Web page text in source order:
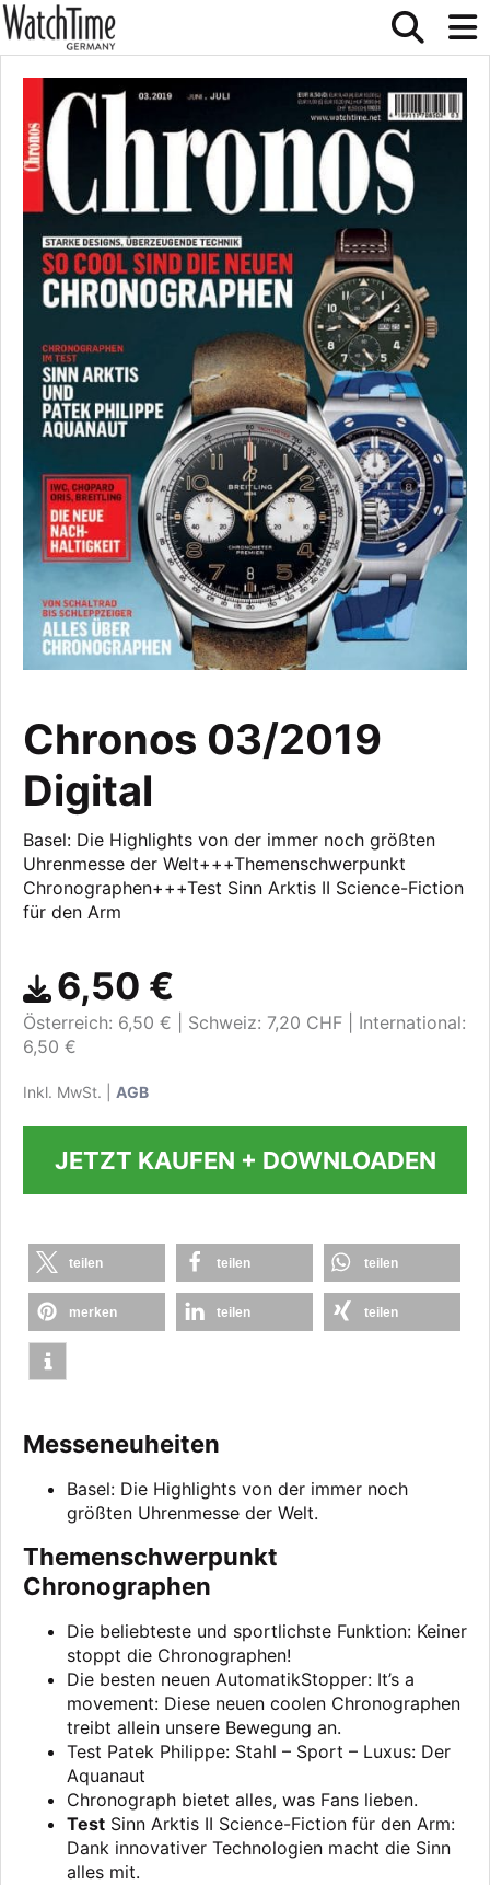
Chronos 03/2019
Digital
Basel: Die Highlights von der immer noch größten
Uhrenmesse der Welt+++Themenschwerpunkt
Chronographen+++Test Sinn Arktis II Science-Fiction
für den Arm
6,50 €
Österreich: 6,50 € Schweiz: 7,20 CHF
International:
6,50 €
Inkl. MwSt. | AGB
JETZT KAUFEN + DOWNLOADEN
teilen teilen teilen
merken teilen teilen
Messeneuheiten
Basel: Die Highlights von der immer noch
größten Uhrenmesse der Welt.
Themenschwerpunkt
Chronographen
Die beliebteste und sportlichste Funktion: Keiner
stoppt die Chronographen!
Die besten neuen AutomatikStopper: It’s a
movement: Diese neuen coolen Chronographen
treibt allein unsere Bewegung an.
Test Patek Philippe: Stahl – Sport – Luxus: Der
Aquanaut
Chronograph bietet alles, was Fans lieben.
Test Sinn Arktis II Science-Fiction für den Arm:
Dank innovativer Technologien macht die Sinn
alles mit.